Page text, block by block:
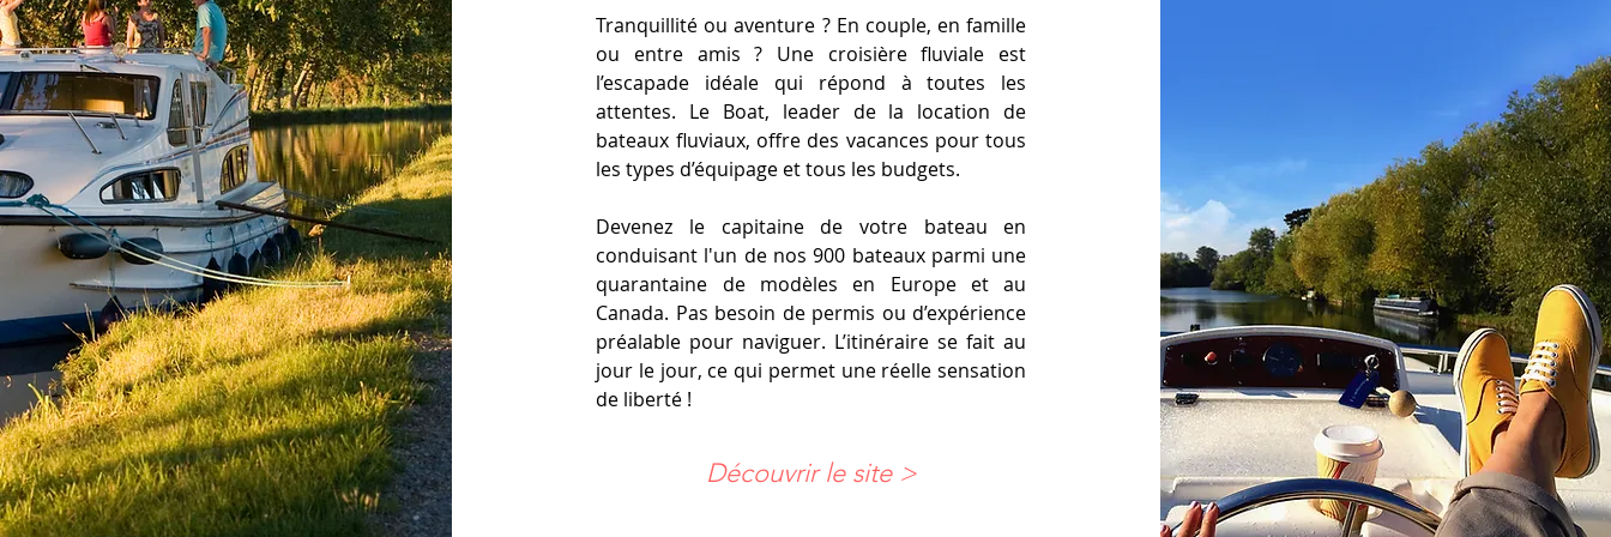
Tranquillité ou aventure ? En couple, en famille
ou entre amis ? Une croisière fluviale est
l’escapade idéale qui répond à toutes les
attentes. Le Boat, leader de la location de
bateaux fluviaux, offre des vacances pour tous
les types d’équipage et tous les budgets.
Devenez le capitaine de votre bateau en
conduisant l'un de nos 900 bateaux parmi une
quarantaine de modèles en Europe et au
Canada. Pas besoin de permis ou d’expérience
préalable pour naviguer. L’itinéraire se fait au
jour le jour, ce qui permet une réelle sensation
de liberté !
Découvrir le site >